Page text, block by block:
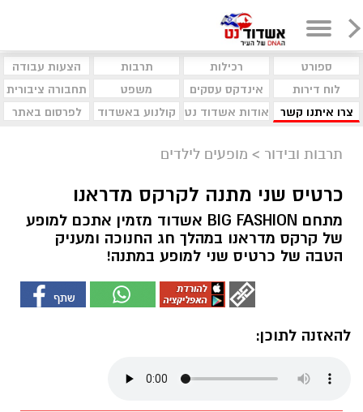
ספורט רכילות תרבות
הצעות עבודה
לוח דירות
אינדקס עסקים משפט
תחבורה ציבורית
צרו איתנו קשר
אודות אשדוד נט קולנוע באשדוד לפרסום באתר
תרבות ובידור > מופעים לילדים
כרטיס שני מתנה לקרקס מדראנו
מתחם BIG FASHION אשדוד מזמין אתכם למופע
של קרקס מדראנו במהלך חג החנוכה ומעניק
הטבה של כרטיס שני למופע במתנה!
להאזנה לתוכן: